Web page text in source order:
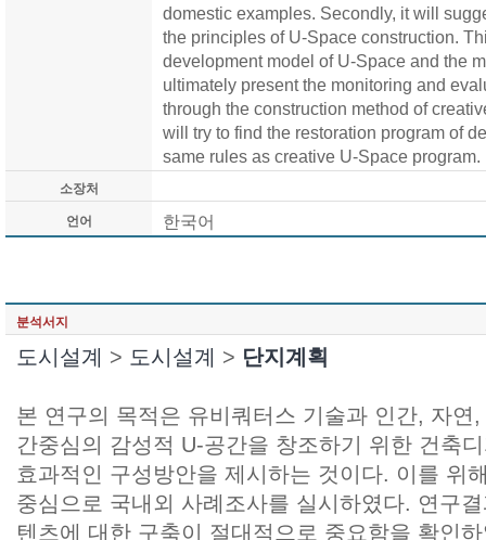
domestic examples. Secondly, it will
the principles of U-Space construction.
development model of U-Space and the
ultimately present the monitoring and
through the construction method of
will try to find the restoration program of
same rules as creative U-Space program.
소장처
언어 한국어
분석서지
도시설계 > 도시설계 > 단지계획
본 연구의 목적은 유비쿼터스 기술과 인간, 자연
간중심의 감성적 U-공간을 창조하기 위한 건축
효과적인 구성방안을 제시하는 것이다. 이를 위
중심으로 국내외 사례조사를 실시하였다. 연구
텐츠에 대한 구축이 절대적으로 중요함을 확인